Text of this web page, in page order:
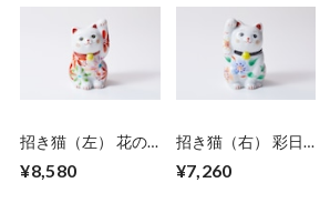
招き猫（左） 花の
¥8,580
招き猫（右） 彩日
¥7,260